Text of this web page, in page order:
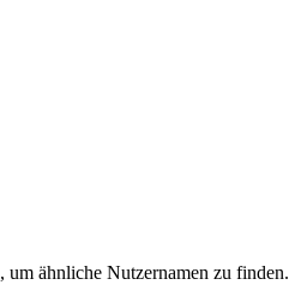
um ähnliche Nutzernamen zu finden.